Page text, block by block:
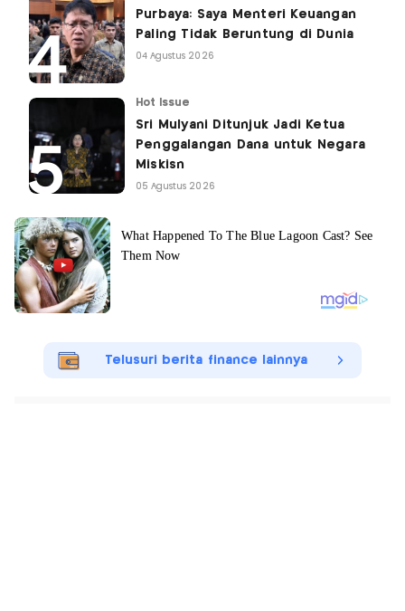
Purbaya: Saya Menteri Keuangan
Paling Tidak Beruntung di Dunia
04 Agustus 2026
Hot Issue
Sri Mulyani Ditunjuk Jadi Ketua
Penggalangan Dana untuk Negara
Miskisn
05 Agustus 2026
Telusuri berita finance lainnya